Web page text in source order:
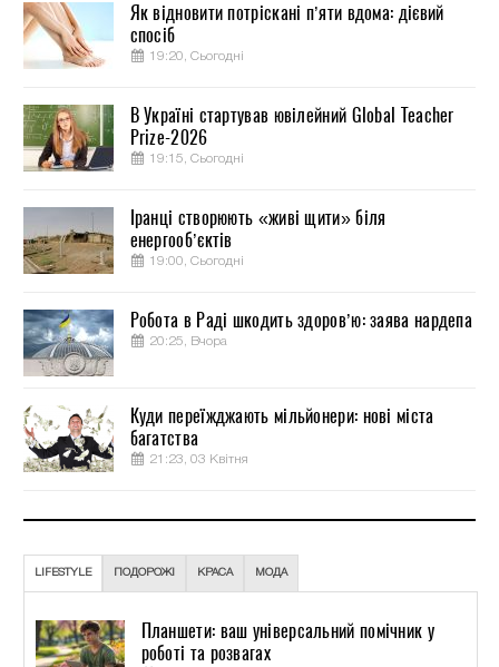
Як відновити потріскані п’яти вдома: дієвий
спосіб
19:20, Сьогодні
В Україні стартував ювілейний Global Teacher
Prize-2026
19:15, Сьогодні
Іранці створюють «живі щити» біля
енергооб’єктів
19:00, Сьогодні
Робота в Раді шкодить здоров’ю: заява нардепа
20:25, Вчора
Куди переїжджають мільйонери: нові міста
багатства
21:23, 03 Квітня
LIFESTYLE ПОДОРОЖІ КРАСА МОДА
Планшети: ваш універсальний помічник у
роботі та розвагах